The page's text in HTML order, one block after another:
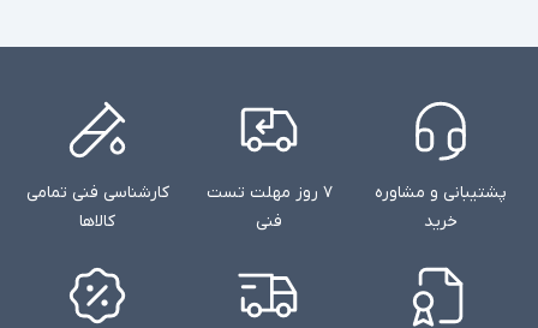
پشتیبانی و مشاوره
خرید
۷ روز مهلت تست
فنی
کارشناسی فنی تمامی
کالاها